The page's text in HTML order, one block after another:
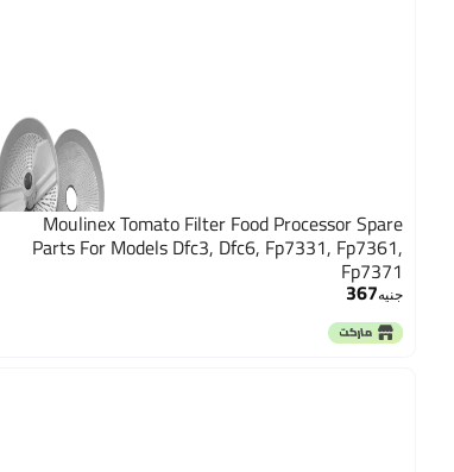
Moulinex Tomato Filter Food Processor Spare
Parts For Models Dfc3, Dfc6, Fp7331, Fp7361,
Fp7371
جنيه367